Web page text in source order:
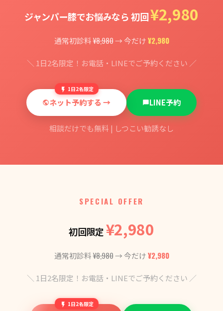
ジャンパー膝でお悩みなら 初回¥2,980
通常初診料¥8,980→ 今だけ¥2,980
＼ 1日2名限定！お電話・LINEでご予約ください ／
1日2名限定
ネット予約する → LINE予約
相談だけでも無料 | しつこい勧誘なし
SPECIAL OFFER
初回限定¥2,980
通常初診料¥8,980→ 今だけ¥2,980
＼ 1日2名限定！お電話・LINEでご予約ください ／
1日2名限定